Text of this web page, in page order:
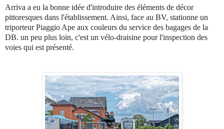
Arriva a eu la bonne idée d'introduire des éléments de décor
pittoresques dans l'établissement. Ainsi, face au BV, stationne un
triporteur Piaggio Ape aux couleurs du service des bagages de la
DB. un peu plus loin, c'est un vélo-draisine pour l'inspection des
voies qui est présenté.